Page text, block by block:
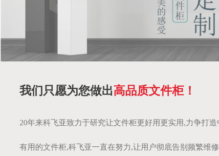
我们只愿为您做出高品质文件柜！
20年来科飞亚致力于研究让文件柜更好用更实用,力争打
有用的文件柜,科飞亚一直在努力,让用户彻底告别频繁维